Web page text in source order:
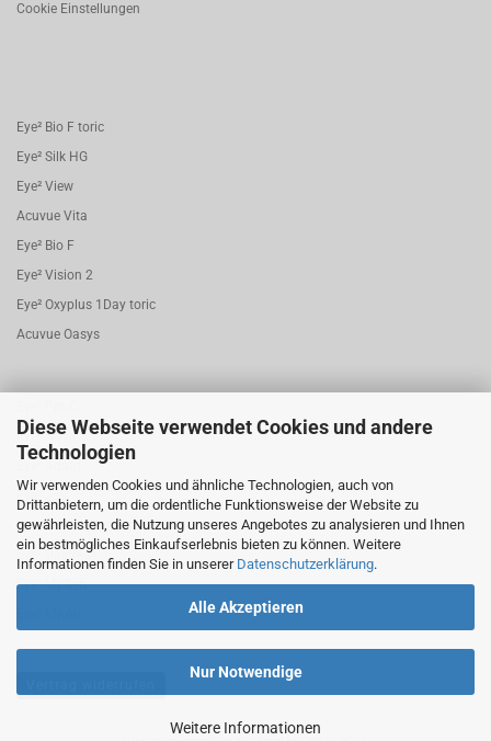
Diese Webseite verwendet Cookies und andere
Technologien
Wir verwenden Cookies und ähnliche Technologien, auch von
Drittanbietern, um die ordentliche Funktionsweise der Website zu
gewährleisten, die Nutzung unseres Angebotes zu analysieren und Ihnen
ein bestmögliches Einkaufserlebnis bieten zu können. Weitere
Informationen finden Sie in unserer Datenschutzerklärung.
Alle Akzeptieren
Nur Notwendige
Weitere Informationen
Cookie Einstellungen
Eye² Bio F toric
Eye² Silk HG
Eye² View
Acuvue Vita
Eye² Bio F
Eye² Vision 2
Eye² Oxyplus 1Day toric
Acuvue Oasys
Eye² Nova
Eye² Joy
Eye² Bio.F 1 Day torisch
Eye² Dayfresh
Eye² My.Sen